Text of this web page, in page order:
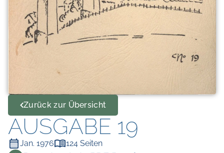
Zurück zur Übersicht
AUSGABE 19
Jan. 1976 124 Seiten